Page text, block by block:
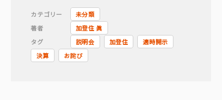
カテゴリー
未分類
著者
加登住 眞
タグ
説明会 加登住
適時開示
決算
お詫び